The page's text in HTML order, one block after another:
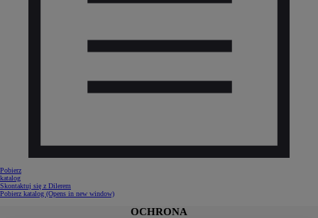
Pobierz
katalog
Skontaktuj się z Dilerem
Pobierz katalog (Opens in new window)
OCHRONA